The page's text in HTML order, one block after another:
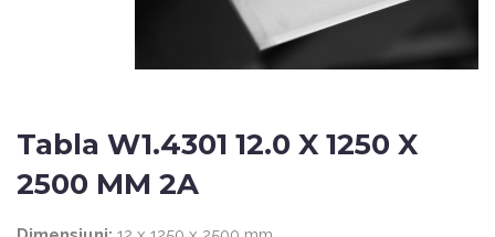
Tabla W1.4301 12.0 X 1250 X
2500 MM 2A